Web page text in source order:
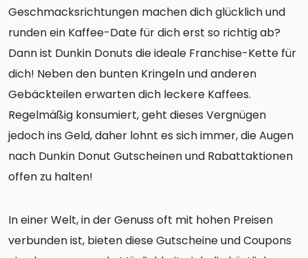
Geschmacksrichtungen machen dich glücklich und
runden ein Kaffee-Date für dich erst so richtig ab?
Dann ist Dunkin Donuts die ideale Franchise-Kette für
dich! Neben den bunten Kringeln und anderen
Gebäckteilen erwarten dich leckere Kaffees.
Regelmäßig konsumiert, geht dieses Vergnügen
jedoch ins Geld, daher lohnt es sich immer, die Augen
nach Dunkin Donut Gutscheinen und Rabattaktionen
offen zu halten!
In einer Welt, in der Genuss oft mit hohen Preisen
verbunden ist, bieten diese Gutscheine und Coupons